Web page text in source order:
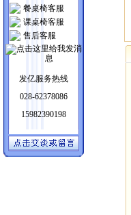
餐桌椅客服
课桌椅客服
售后客服
发亿服务热线
028-62378086
15982390198